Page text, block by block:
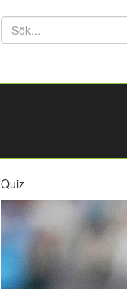
Söktext
Quiz